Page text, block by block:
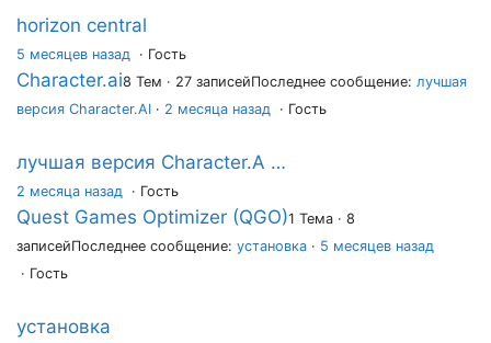
horizon central
5 месяцев назад · Гость
Character.ai8 Тем · 27 записейПоследнее сообщение: лучшая
версия Character.AI · 2 месяца назад · Гость
лучшая версия Character.A …
2 месяца назад · Гость
Quest Games Optimizer (QGO)1 Тема · 8
записейПоследнее сообщение: установка · 5 месяцев назад
· Гость
установка